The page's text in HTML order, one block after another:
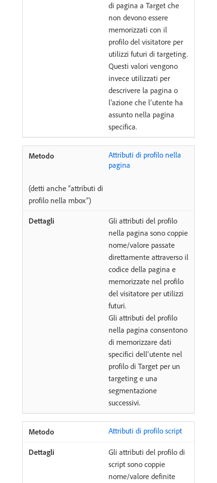
di pagina a Target che
non devono essere
memorizzati con il
profilo del visitatore per
utilizzi futuri di targeting.
Questi valori vengono
invece utilizzati per
descrivere la pagina o
l’azione che l’utente ha
assunto nella pagina
specifica.
Attributi di profilo nella
pagina
(detti anche “attributi di
profilo nella mbox”)
Gli attributi del profilo
nella pagina sono coppie
nome/valore passate
direttamente attraverso il
codice della pagina e
memorizzate nel profilo
del visitatore per utilizzi
futuri.
Gli attributi del profilo
nella pagina consentono
di memorizzare dati
specifici dell’utente nel
profilo di Target per un
targeting e una
segmentazione
successivi.
Attributi di profilo script
Gli attributi del profilo di
script sono coppie
nome/valore definite